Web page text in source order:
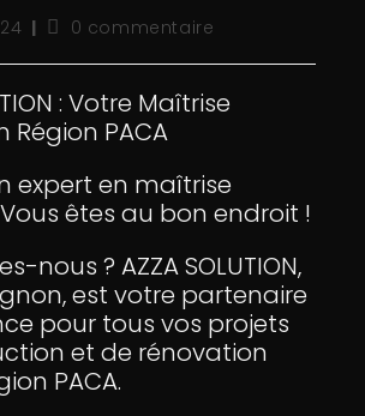
0 commentaire
: Votre Maîtrise
Région PACA
expert en maîtrise
êtes au bon endroit !
nous ? AZZA SOLUTION,
est votre partenaire
pour tous vos projets
et de rénovation
PACA.